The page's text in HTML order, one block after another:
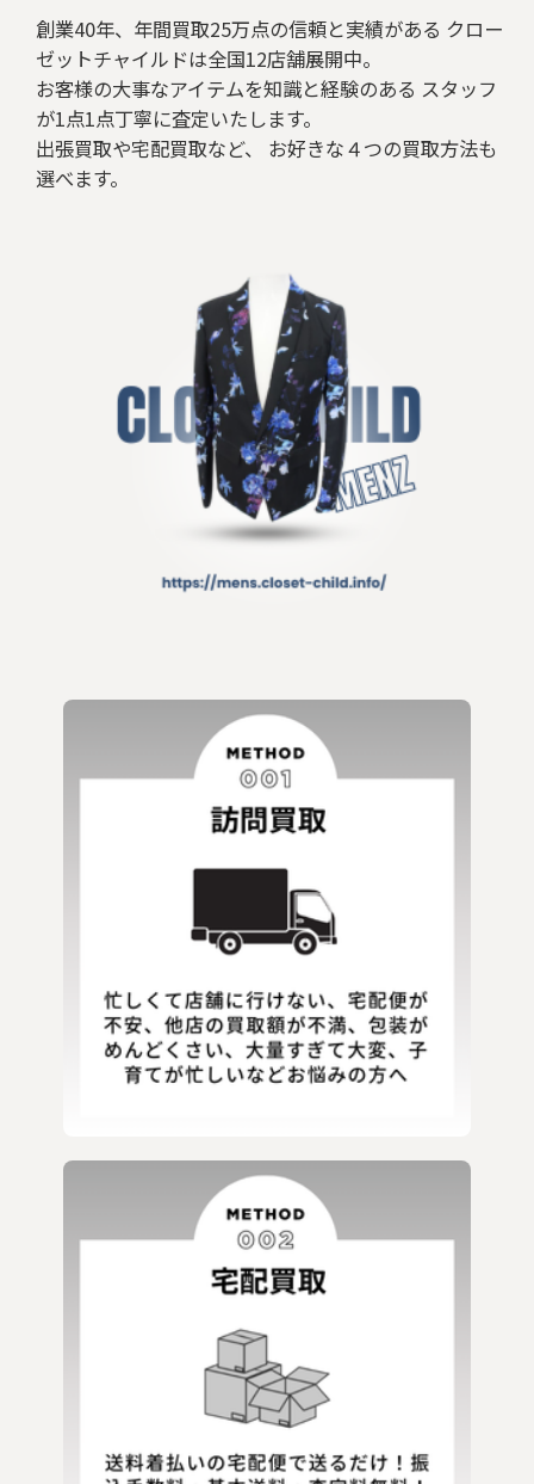
創業40年、年間買取25万点の信頼と実績がある クロー
ゼットチャイルドは全国12店舗展開中。
お客様の大事なアイテムを知識と経験のある スタッフ
が1点1点丁寧に査定いたします。
出張買取や宅配買取など、 お好きな４つの買取方法も
選べます。